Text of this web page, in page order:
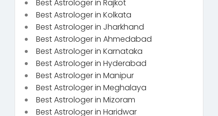
Best Astrologer in Rajkot
Best Astrologer in Kolkata
Best Astrologer in Jharkhand
Best Astrologer in Ahmedabad
Best Astrologer in Karnataka
Best Astrologer in Hyderabad
Best Astrologer in Manipur
Best Astrologer in Meghalaya
Best Astrologer in Mizoram
Best Astrologer in Haridwar